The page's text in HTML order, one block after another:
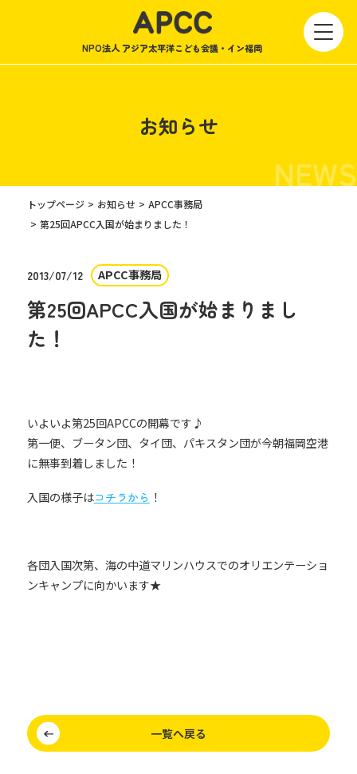
NPO法人 アジア太平洋こども会議・イン福岡
お知らせ
NEWS
トップページ お知らせ
APCC事務局
第25回APCC入国が始まりました！
2013/07/12 APCC事務局
第25回APCC入国が始まりまし
た！
いよいよ第25回APCCの開幕です♪
第一便、ブータン団、タイ団、パキスタン団が今朝福岡空港
に無事到着しました！
入国の様子はコチラから ！
各団入国次第、海の中道マリンハウスでのオリエンテーショ
ンキャンプに向かいます★
一覧へ戻る